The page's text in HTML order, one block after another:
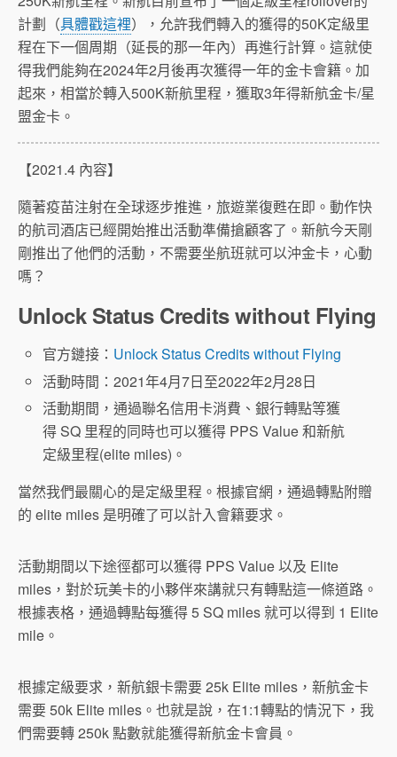
計劃（具體戳這裡），允許我們轉入的獲得的50K定級里
程在下一個周期（延長的那一年內）再進行計算。這就使
得我們能夠在2024年2月後再次獲得一年的金卡會籍。加
起來，相當於轉入500K新航里程，獲取3年得新航金卡/星
盟金卡。
【2021.4 內容】
隨著疫苗注射在全球逐步推進，旅遊業復甦在即。動作快
的航司酒店已經開始推出活動準備搶顧客了。新航今天剛
剛推出了他們的活動，不需要坐航班就可以沖金卡，心動
嗎？
Unlock Status Credits without Flying
官方鏈接： Unlock Status Credits without Flying
活動時間：2021年4月7日至2022年2月28日
活動期間，通過聯名信用卡消費、銀行轉點等獲
得 SQ 里程的同時也可以獲得 PPS Value 和新航
定級里程(elite miles)。
當然我們最關心的是定級里程。根據官網，通過轉點附贈
的 elite miles 是明確了可以計入會籍要求。
活動期間以下途徑都可以獲得 PPS Value 以及 Elite
miles，對於玩美卡的小夥伴來講就只有轉點這一條道路。
根據表格，通過轉點每獲得 5 SQ miles 就可以得到 1 Elite
mile。
根據定級要求，新航銀卡需要 25k Elite miles，新航金卡
需要 50k Elite miles。也就是說，在1:1轉點的情況下，我
們需要轉 250k 點數就能獲得新航金卡會員。